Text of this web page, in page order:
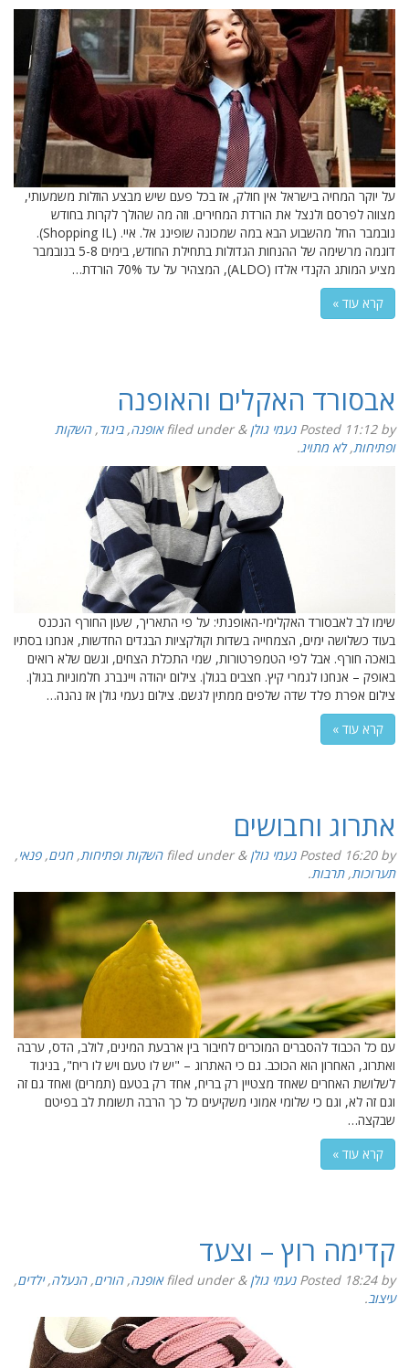
על יוקר המחיה בישראל אין חולק, אז בכל פעם שיש מבצע הוזלות משמעותי,
מצווה לפרסם ולנצל את הורדת המחירים. וזה מה שהולך לקרות בחודש
נובמבר החל מהשבוע הבא במה שמכונה שופינג אל. איי. (Shopping IL).
דוגמה מרשימה של ההנחות הגדולות בתחילת החודש, בימים 5-8 בנובמבר
מציע המותג הקנדי אלדו (ALDO), המצהיר על עד 70% הורדת…
קרא עוד »
אבסורד האקלים והאופנה
Posted 11:12by נעמי גולן &
filed under אופנה,ביגוד,השקות
ופתיחות,לא מתויג.
שימו לב לאבסורד האקלימי-האופנתי: על פי התאריך, שעון החורף הנכנס
בעוד כשלושה ימים, הצמחייה בשדות וקולקציות הבגדים החדשות, אנחנו בסתיו
בואכה חורף. אבל לפי הטמפרטורות, שמי התכלת הצחים, וגשם שלא רואים
באופק – אנחנו לגמרי קיץ. חצבים בגולן. צילום יהודה ויינברג חלמוניות בגולן.
צילום אפרת פלד שדה שלפים ממתין לגשם. צילום נעמי גולן אז נהנה…
קרא עוד »
אתרוג וחבושים
Posted 16:20by נעמי גולן &
filed under השקות ופתיחות,חגים,פנאי,
תערוכות,תרבות.
עם כל הכבוד להסברים המוכרים לחיבור בין ארבעת המינים, לולב, הדס, ערבה
ואתרוג, האחרון הוא הכוכב. גם כי האתרוג – "יש לו טעם ויש לו ריח", בניגוד
לשלושת האחרים שאחד מצטיין רק בריח, אחד רק בטעם (תמרים) ואחד גם זה
וגם זה לא, וגם כי שלומי אמוני משקיעים כל כך הרבה תשומת לב בפיטם
שבקצה…
קרא עוד »
קדימה רוץ – וצעד
Posted 18:24by נעמי גולן &
filed under אופנה,הורים,הנעלה,ילדים,
עיצוב.